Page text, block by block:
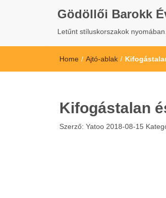
Gödöllői Barokk
Letűnt stíluskorszakok
Home / Ajtó-ablak /
Kifogástalan
Szerző: Yatoo 2018-08-15